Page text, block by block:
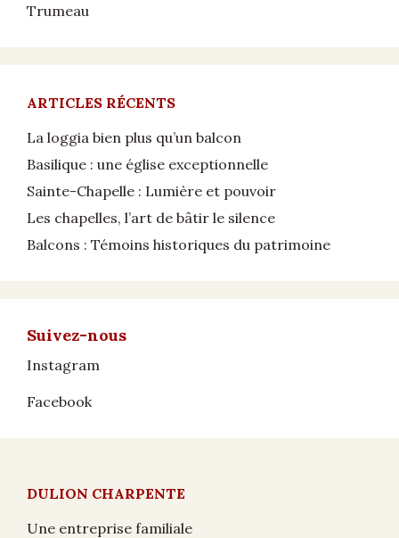
Trumeau
ARTICLES RÉCENTS
La loggia bien plus qu’un balcon
Basilique : une église exceptionnelle
Sainte-Chapelle : Lumière et pouvoir
Les chapelles, l’art de bâtir le silence
Balcons : Témoins historiques du patrimoine
Suivez-nous
Instagram
Facebook
DULION CHARPENTE
Une entreprise familiale